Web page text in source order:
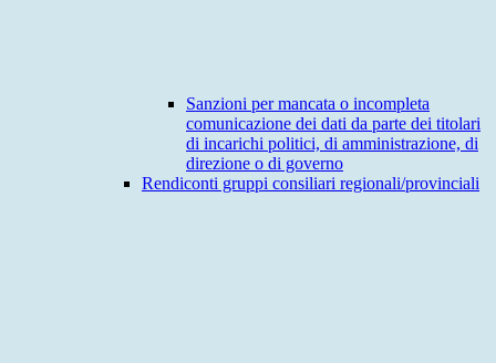
Sanzioni per mancata o incompleta
comunicazione dei dati da parte dei titolari
di incarichi politici, di amministrazione, di
direzione o di governo
Rendiconti gruppi consiliari regionali/provinciali